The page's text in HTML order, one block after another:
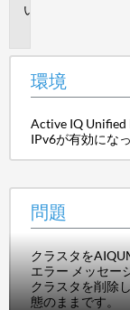
環境
Active IQ Unified
IPv6が有効にな
問題
クラスタを
エラー メッセー
クラスタを削除
態のままです。